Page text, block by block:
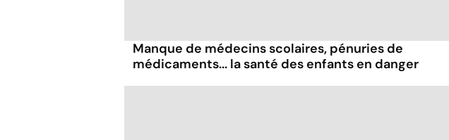
Manque de médecins scolaires, pénuries de
médicaments... la santé des enfants en danger